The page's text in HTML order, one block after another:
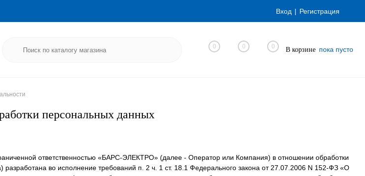
Вход Регистрация
0 0 0 В корзине пока пусто
персональных данных
ответственностью «БАРС-ЭЛЕКТРО» (далее - Оператор или Компания) в отношении обработки
во исполнение требований п. 2 ч. 1 ст. 18.1 Федерального закона от 27.07.2006 N 152-ФЗ «О